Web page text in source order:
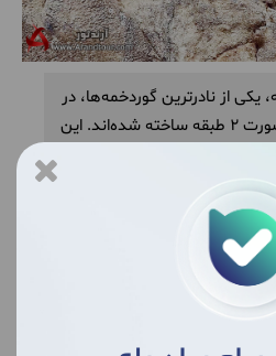
یکی از نادرترین گوردخمه‌ها، در
دوران مادهاست که به صورت 2 طبقه ساخته شده‌اند. این
گرفته‌است.
بیستون